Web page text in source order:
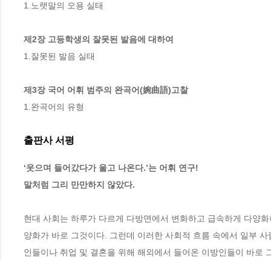
1.노랫말의 오용 실태
제2장 고등학생의 잘못된 발음에 대하여
1.잘못된 발음 실태
제3장 국어 어휘 범주의 완곡어(婉曲語)고찰
1.완곡어의 유형
출판사 서평
‘웃으며 들어갔다가 울고 나온다.’는 어휘 연구!
말처럼 그리 만만하지 않았다.
현대 사회는 하루가 다르게 다방면에서 변화하고 급속하게 다양
양화가 바로 그것이다. 그런데 이러한 사회적 흐름 속에서 일부
인들이나 취업 및 결혼을 위해 해외에서 들어온 이방인들이 바로